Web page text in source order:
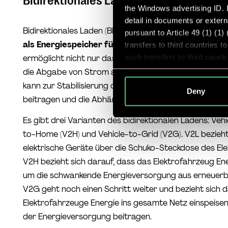
the Windows advertising
detail in documents or
pursuant to Article 49 (1)
transfers to third countries
such transfers to third
or other entities that are not
because of Section 702
explicit consent, I was
subjects rights may not be
Deny
Bidirektionales Laden (BDL) ist ein Konzept, das die
als Energiespeicher für Haushalte und das
ermöglicht nicht nur das Laden der Akkus von
die Abgabe von Strom aus den Akkus zurück ins
kann zur Stabilisierung der Energieversorgung aus
beitragen und die Abhängigkeit von fossilen
Es gibt drei Varianten des bidirektionalen Ladens:
to-Home (V2H) und Vehicle-to-Grid (V2G). V2L
elektrische Geräte über die Schuko-Steckdose des
V2H bezieht sich darauf, dass das Elektrofahrzeug
um die schwankende Energieversorgung aus
V2G geht noch einen Schritt weiter und bezieht sich
Elektrofahrzeuge Energie ins gesamte Netz
der Energieversorgung beitragen.